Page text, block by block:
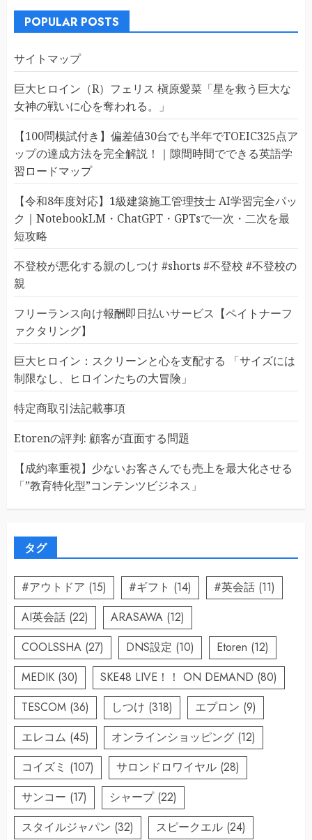
POPULAR POSTS
サイトマップ
巨大ヒロイン（R）フェリス 槇原愛菜「星を救う巨大な
女神の戦いに心を奪われる。」
【100問模試付き】偏差値30台でも半年でTOEIC325点ア
ップの達成方法を完全解説！｜隙間時間でできる英語学
習ロードマップ
【令和8年度対応】1級建築施工管理技士 AI学習完全パッ
ク｜NotebookLM・ChatGPT・GPTsで一次・二次を最
短攻略
不登校が悪化する親のしつけ #shorts #不登校 #不登校の
親
フリーランス向け報酬即日払いサービス【ペイトナーフ
ァクタリング】
巨大ヒロイン：スクリーンと心を支配する 「サイズには
制限なし、ヒロインたちの大冒険」
特定商取引法記載事項
Etorenの評判: 顧客が直面する問題
【成約率重視】少ないお客さんでも売上を最大化させる
「”教育特化型”コンテンツビジネス」
タグ
#アウトドア (15) #ギフト (14) #英会話 (11)
AI英会話 (22) ARASAWA (12)
COOLSSHA (27) DNS設定 (10) Etoren (12)
MEDIK (30) SKE48 LIVE！！ ON DEMAND (80)
TESCOM (36) しつけ (318) エプロン (9)
エレコム (45) オンラインショッピング (12)
コイズミ (107) サロンドロワイヤル (28)
サンコー (17) シャープ(22)
スタイルジャパン (32) スピークエル (24)